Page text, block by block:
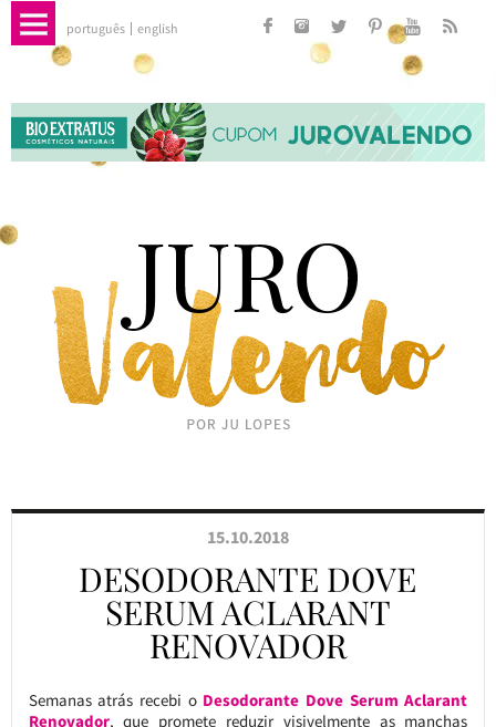
português english
15.10.2018
DESODORANTE DOVE
SERUM ACLARANT
RENOVADOR
Semanas atrás recebi o Desodorante Dove Serum Aclarant
Renovador, que promete reduzir visivelmente as manchas